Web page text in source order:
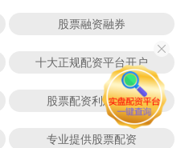
股票融资融券
十大正规配资平台开户
股票配资利息最低
专业提供股票配资